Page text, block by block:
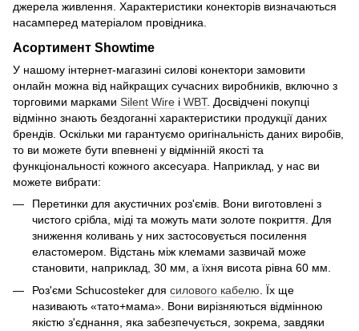
джерела живлення. Характеристики конекторів визначаються
насамперед матеріалом провідника.
Асортимент Showtime
У нашому інтернет-магазині силові конектори замовити
онлайн можна від найкращих сучасних виробників, включно з
торговими марками Silent Wire і WBT. Досвідчені покупці
відмінно знають бездоганні характеристики продукції даних
брендів. Оскільки ми гарантуємо оригінальність даних виробів,
то ви можете бути впевнені у відмінній якості та
функціональності кожного аксесуара. Наприклад, у нас ви
можете вибрати:
Перетинки для акустичних роз'ємів. Вони виготовлені з
чистого срібла, міді та можуть мати золоте покриття. Для
зниження коливань у них застосовується посилення
еластомером. Відстань між клемами зазвичай може
становити, наприклад, 30 мм, а їхня висота рівна 60 мм.
Роз'єми Schucosteker для силового кабелю . Їх ще
називають «тато+мама». Вони вирізняються відмінною
якістю з'єднання, яка забезпечується, зокрема, завдяки